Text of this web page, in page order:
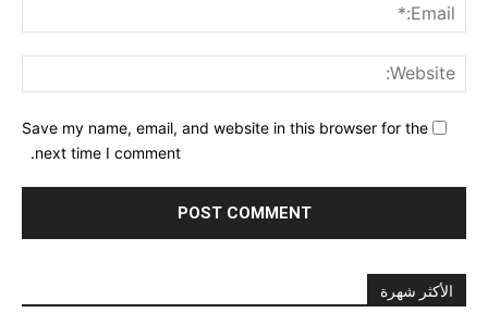
Save my name, email, and website in this browser for the
next time I comment.
الأكثر شهرة